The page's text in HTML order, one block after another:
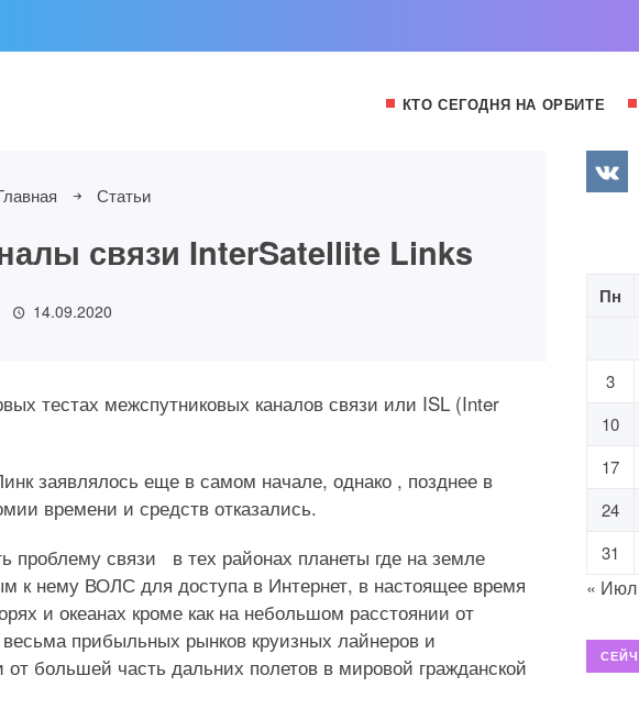
КТО СЕГОДНЯ НА ОРБИТЕ
Статьи
связи InterSatellite Links
14.09.2020
тестах межспутниковых каналов связи или ISL (Inter
заявлялось еще в самом начале, однако , позднее в
времени и средств отказались.
связи в тех районах планеты где на земле
к нему ВОЛС для доступа в Интернет, в настоящее время
и океанах кроме как на небольшом расстоянии от
прибыльных рынков круизных лайнеров и
от большей часть дальних полетов в мировой гражданской
Пн
3
10
17
24
31
« Июл